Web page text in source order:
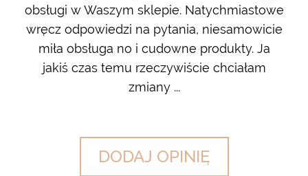
obsługi w Waszym sklepie. Natychmiastowe
wręcz odpowiedzi na pytania, niesamowicie
miła obsługa no i cudowne produkty. Ja
jakiś czas temu rzeczywiście chciałam
zmiany ...
DODAJ OPINIĘ